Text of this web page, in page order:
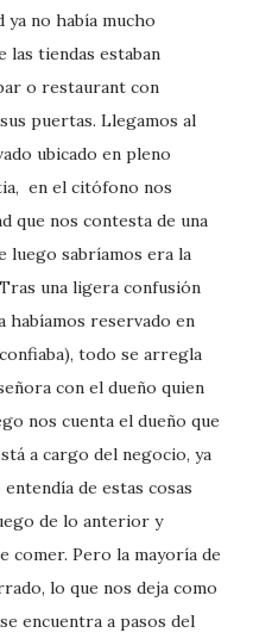
ya no había mucho
las tiendas estaban
o restaurant con
puertas. Llegamos al
ubicado en pleno
en el citófono nos
que nos contesta de una
luego sabríamos era la
una ligera confusión
habíamos reservado en
todo se arregla
con el dueño quien
nos cuenta el dueño que
a cargo del negocio, ya
de estas cosas
de lo anterior y
comer. Pero la mayoría de
lo que nos deja como
encuentra a pasos del